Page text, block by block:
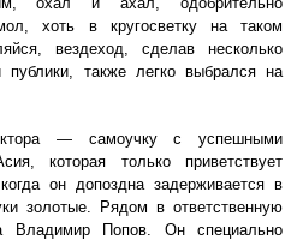
хоть в кругосветку на таком
вездеход, сделав несколько
публики, также легко выбрался на
— самоучку с успешными
которая только приветствует
он допоздна задерживается в
золотые. Рядом в ответственную
Владимир Попов. Он специально